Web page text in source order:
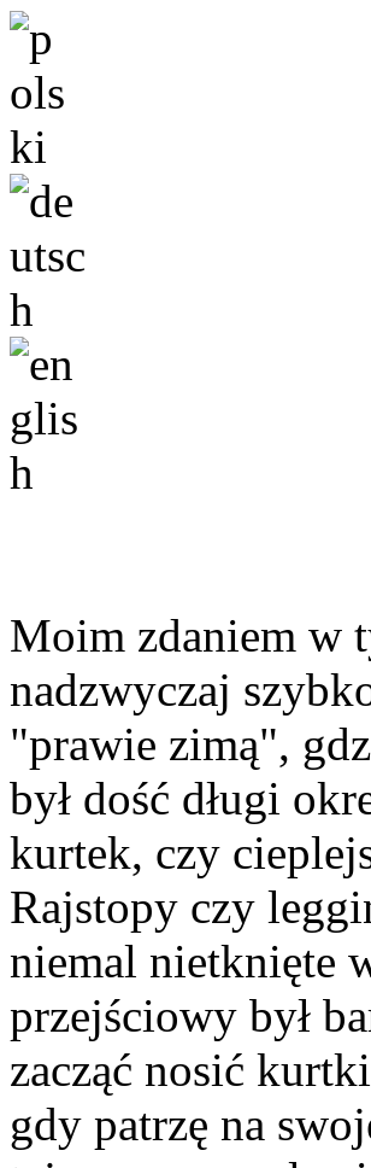
Moim zdaniem w
nadzwyczaj
"prawie zimą",
był dość długi
kurtek, czy
Rajstopy czy
niemal nietknięte
przejściowy był
zacząć nosić
gdy patrzę na